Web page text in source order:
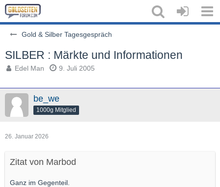
Gold & Silber Tagesgespräch
SILBER : Märkte und Informationen
Edel Man 9. Juli 2005
be_we
1000g Mitglied
26. Januar 2026
Zitat von Marbod
Ganz im Gegenteil.